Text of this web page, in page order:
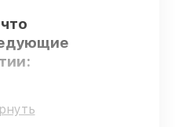
– только